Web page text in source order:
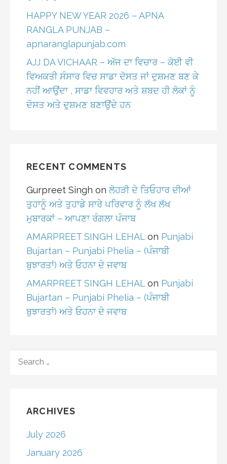
HAPPY NEW YEAR 2026 – APNA
RANGLA PUNJAB –
apnaranglapunjab.com
AJJ DA VICHAAR – ਅੱਜ ਦਾ ਵਿਚਾਰ – ਕੋਈ ਵੀ
ਵਿਅਕਤੀ ਸੰਸਾਰ ਵਿਚ ਸਾਡਾ ਦੋਸਤ ਜਾਂ ਦੁਸ਼ਮਣ ਬਣ ਕੇ
ਨਹੀਂ ਆਉਂਦਾ , ਸਾਡਾ ਵਿਵਹਾਰ ਅਤੇ ਸ਼ਬਦ ਹੀ ਲੋਕਾਂ ਨੂੰ
ਦੋਸਤ ਅਤੇ ਦੁਸ਼ਮਣ ਬਣਾਉਂਦੇ ਹਨ
RECENT COMMENTS
Gurpreet Singh on ਲੋਹੜੀ ਦੇ ਤਿਓਹਾਰ ਦੀਆਂ
ਤੁਹਾਨੂੰ ਅਤੇ ਤੁਹਾਡੇ ਸਾਰੇ ਪਰਿਵਾਰ ਨੂੰ ਲੱਖ ਲੱਖ
ਮੁਬਾਰਕਾਂ – ਆਪਣਾ ਰੰਗਲਾ ਪੰਜਾਬ
AMARPREET SINGH LEHAL on Punjabi
Bujartan – Punjabi Phelia – (ਪੰਜਾਬੀ
ਬੁਝਾਰਤਾਂ) ਅਤੇ ਓਹਨਾ ਦੇ ਜਵਾਬ
AMARPREET SINGH LEHAL on Punjabi
Bujartan – Punjabi Phelia – (ਪੰਜਾਬੀ
ਬੁਝਾਰਤਾਂ) ਅਤੇ ਓਹਨਾ ਦੇ ਜਵਾਬ
FOR:
ARCHIVES
July 2026
January 2026